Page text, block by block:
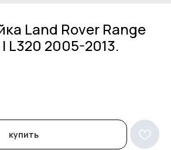
Land Rover Range
L320 2005-2013.
купить